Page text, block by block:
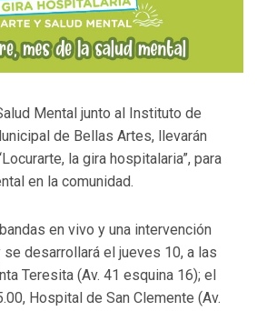
Mental junto al Instituto de
de Bellas Artes, llevarán
la gira hospitalaria”, para
en la comunidad.
en vivo y una intervención
desarrollará el jueves 10, a las
Teresita (Av. 41 esquina 16); el
Hospital de San Clemente (Av.